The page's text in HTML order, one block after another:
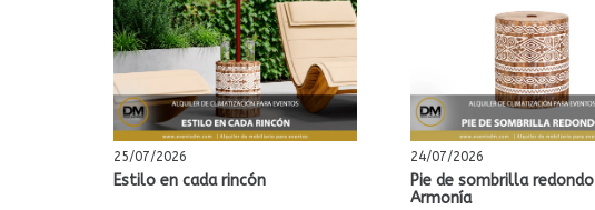
25/07/2026
Estilo en cada rincón
24/07/2026
Pie de sombrilla redondo
Armonía